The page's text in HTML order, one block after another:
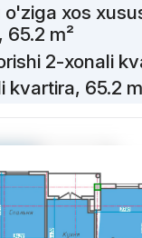
o'ziga xos
m²
2-xonali
kvartira, 65.2